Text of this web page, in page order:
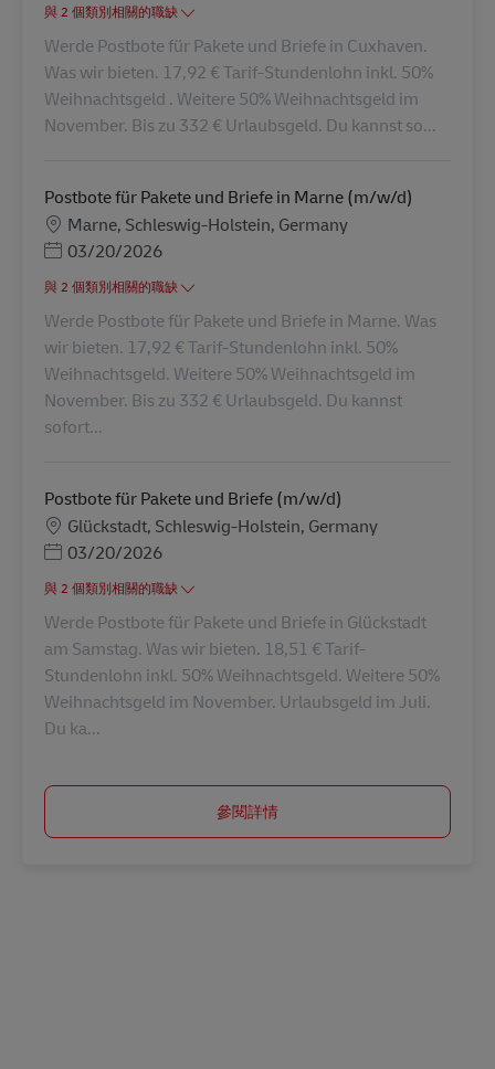
與 2 個類別相關的職缺
Werde Postbote für Pakete und Briefe in Cuxhaven.
Was wir bieten. 17,92 € Tarif-Stundenlohn inkl. 50%
Weihnachtsgeld . Weitere 50% Weihnachtsgeld im
November. Bis zu 332 € Urlaubsgeld. Du kannst so...
Postbote für Pakete und Briefe in Marne (m/w/d)
地點Marne, Schleswig-Holstein, Germany
Posted Date
03/20/2026
與 2 個類別相關的職缺
Werde Postbote für Pakete und Briefe in Marne. Was
wir bieten. 17,92 € Tarif-Stundenlohn inkl. 50%
Weihnachtsgeld. Weitere 50% Weihnachtsgeld im
November. Bis zu 332 € Urlaubsgeld. Du kannst
sofort...
Postbote für Pakete und Briefe (m/w/d)
地點Glückstadt, Schleswig-Holstein, Germany
Posted Date
03/20/2026
與 2 個類別相關的職缺
Werde Postbote für Pakete und Briefe in Glückstadt
am Samstag. Was wir bieten. 18,51 € Tarif-
Stundenlohn inkl. 50% Weihnachtsgeld. Weitere 50%
Weihnachtsgeld im November. Urlaubsgeld im Juli.
Du ka...
參閱詳情